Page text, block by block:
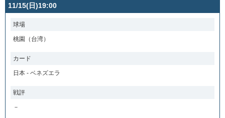
11/15(日)19:00
球場
桃園（台湾）
カード
日本 - ベネズエラ
戦評
－